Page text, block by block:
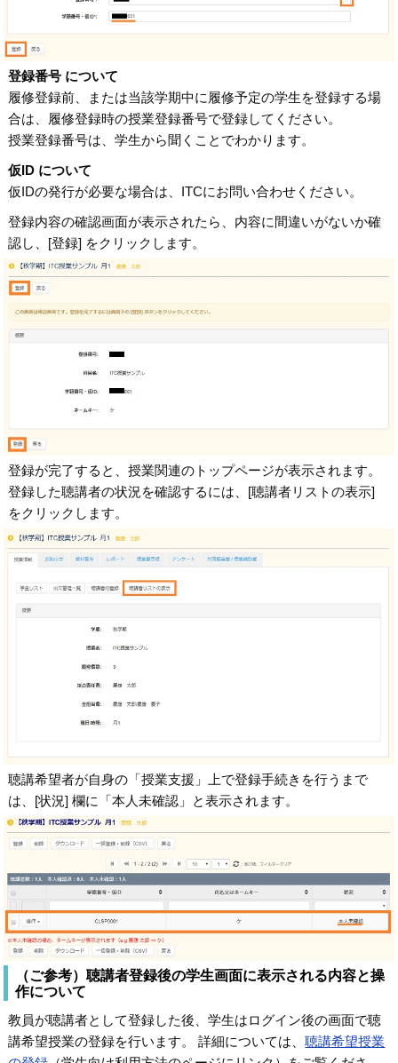
登録番号 について
履修登録前、または当該学期中に履修予定の学生を登録する場
合は、 履修登録時の授業登録番号で登録してください。
授業登録番号は、学生から聞くことでわかります。
仮ID について
仮IDの発行が必要な場合は、ITCにお問い合わせください。
登録内容の確認画面が表示されたら、内容に間違いがないか確
認し、[登録] をクリックします。
登録が完了すると、授業関連のトップページが表示されます。
登録した聴講者の状況を確認するには、[聴講者リストの表示]
をクリックします。
聴講希望者が自身の「授業支援」上で登録手続きを行うまで
は、[状況] 欄に「本人未確認」と表示されます。
（ご参考）聴講者登録後の学生画面に表示される内容と操
作について
教員が聴講者として登録した後、学生はログイン後の画面で聴
講希望授業の登録を行います。 詳細については、聴講希望授業